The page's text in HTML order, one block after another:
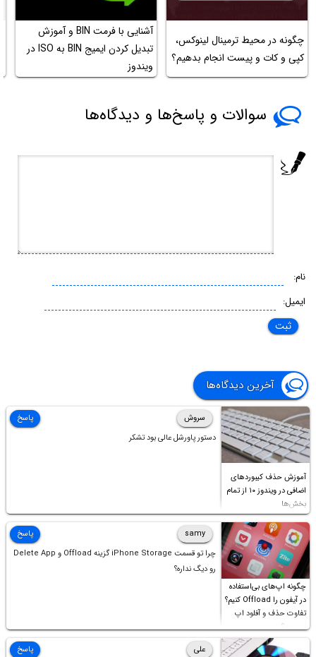
چگونه در محیط ترمینال لینوکس،
کپی و کات و پیست انجام بدهیم؟
آشنایی با فرمت BIN و آموزش
تبدیل کردن ایمیج BIN‌ به ISO در
ویندوز
سوالات و پاسخ‌ها و دیدگاه‌ها
نام:
ایمیل:
آخرین دیدگاه‌ها
آموزش حذف کیبوردهای
اضافی در ویندوز ۱۰ از تمام
بخش‌ها
سروش
دستور پاورشل عالی بود تشکر
پاسخ
چگونه اپ‌های بی‌استفاده
در آیفون را Offload کنیم؟
تفاوت حذف و آفلود اپ
چیست؟
samy
چرا تو قسمت iPhone Storage گزینه Offload و Delete App
رو دیگ نداره؟
پاسخ
علی
پاسخ